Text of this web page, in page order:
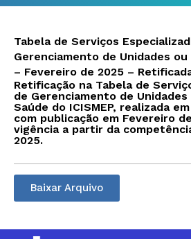
Tabela de Serviços
Gerenciamento de Unidades
– Fevereiro de 2025 –
Retificação na Tabela de
de Gerenciamento de
Saúde do ICISMEP, realizada
com publicação em Fevereiro
vigência a partir da
2025.
Baixar Arquivo